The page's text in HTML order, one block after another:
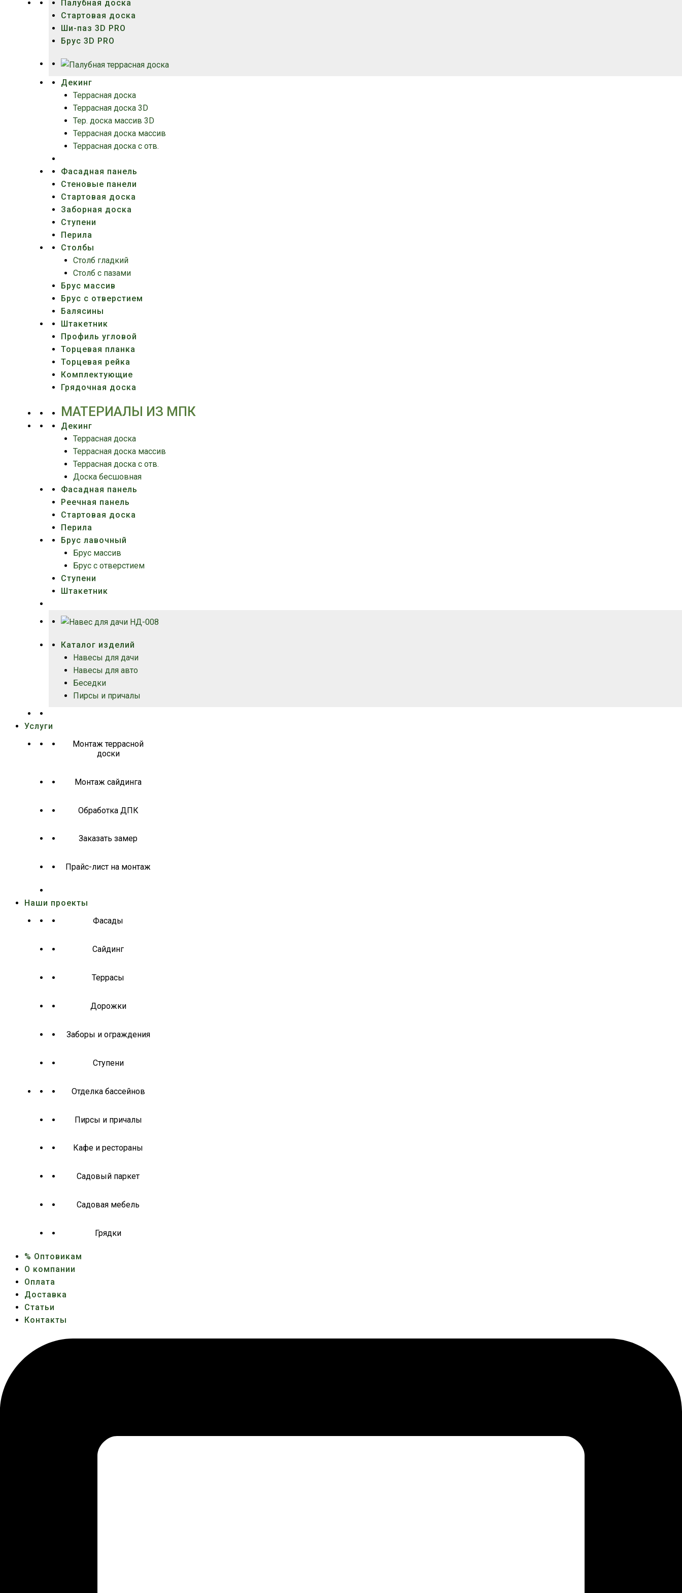
Палубная доска
Стартовая доска
Ши-паз 3D PRO
Брус 3D PRO
Декинг
Террасная доска
Террасная доска 3D
Тер. доска массив 3D
Террасная доска массив
Террасная доска с отв.
Фасадная панель
Стеновые панели
Стартовая доска
Заборная доска
Ступени
Перила
Столбы
Столб гладкий
Столб с пазами
Брус массив
Брус с отверстием
Балясины
Штакетник
Профиль угловой
Торцевая планка
Торцевая рейка
Комплектующие
Грядочная доска
МАТЕРИАЛЫ ИЗ МПК
Декинг
Террасная доска
Террасная доска массив
Террасная доска c отв.
Доска бесшовная
Фасадная панель
Реечная панель
Стартовая доска
Перила
Брус лавочный
Брус массив
Брус с отверстием
Ступени
Штакетник
Каталог изделий
Навесы для дачи
Навесы для авто
Беседки
Пирсы и причалы
Услуги
Монтаж террасной
доски
Монтаж сайдинга
Обработка ДПК
Заказать замер
Прайс-лист на монтаж
Наши проекты
Фасады
Сайдинг
Террасы
Дорожки
Заборы и ограждения
Ступени
Отделка бассейнов
Пирсы и причалы
Кафе и рестораны
Садовый паркет
Садовая мебель
Грядки
% Оптовикам
О компании
Оплата
Доставка
Статьи
Контакты